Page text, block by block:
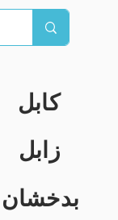
کابل
زابل
بدخشان